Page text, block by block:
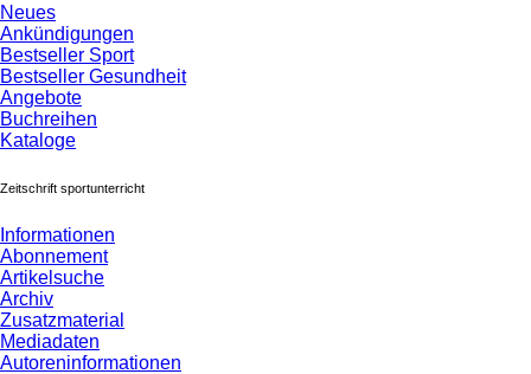
Neues
Ankündigungen
Bestseller Sport
Bestseller Gesundheit
Angebote
Buchreihen
Kataloge
Zeitschrift sportunterricht
Informationen
Abonnement
Artikelsuche
Archiv
Zusatzmaterial
Mediadaten
Autoreninformationen